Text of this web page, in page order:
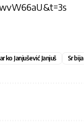
Janjušević Janjuš Srbija